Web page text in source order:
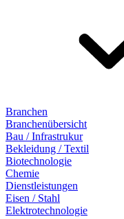
Branchen
Branchenübersicht
Bau / Infrastrukur
Bekleidung / Textil
Biotechnologie
Chemie
Dienstleistungen
Eisen / Stahl
Elektrotechnologie